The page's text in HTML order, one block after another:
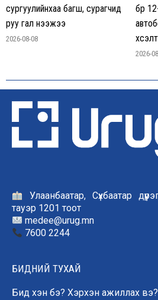
сургуулийнхаа багш, сурагчид
руу гал нээжээ
2026-08-08
бүр
2026-
Улаанбаатар, Сүхбаатар
тауэр 1201 тоот
medee@urug.mn
7600 2244
БИДНИЙ ТУХАЙ
Бид хэн бэ? Хэрхэн ажиллах вэ?